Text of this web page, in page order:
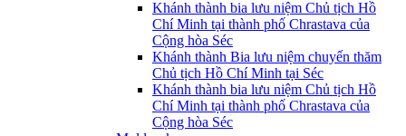
Khánh thành bia lưu niệm Chủ tịch Hồ
Chí Minh tại thành phố Chrastava của
Cộng hòa Séc
Khánh thành Bia lưu niệm chuyến thăm
Chủ tịch Hồ Chí Minh tại Séc
Khánh thành bia lưu niệm Chủ tịch Hồ
Chí Minh tại thành phố Chrastava của
Cộng hòa Séc